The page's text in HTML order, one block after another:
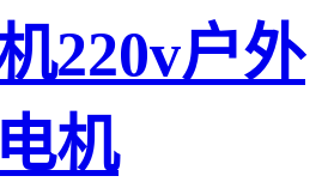
220v户外
机